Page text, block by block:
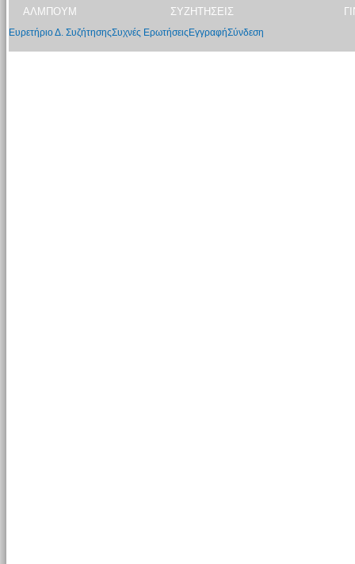
ΑΛΜΠΟΥΜ ΣΥΖΗΤΗΣΕΙΣ
Ευρετήριο Δ. ΣυζήτησηςΣυχνές Ερωτήσεις ΕγγραφήΣύνδεση